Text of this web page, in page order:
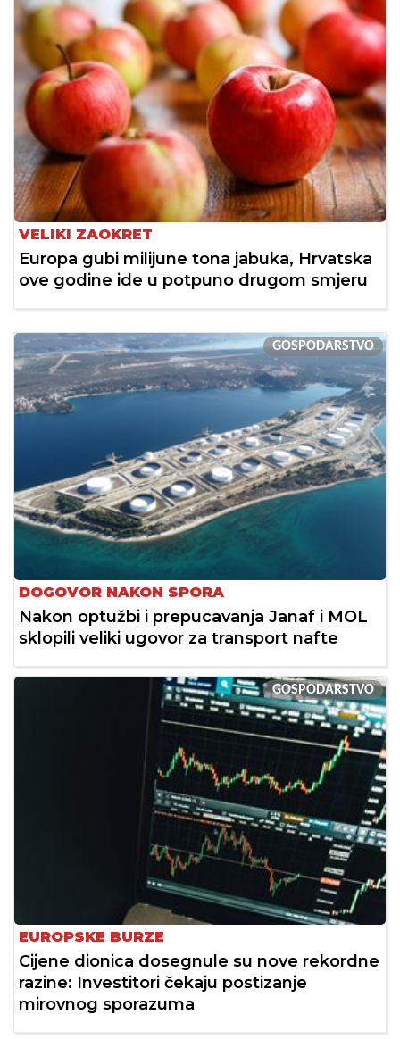
VELIKI ZAOKRET
Europa gubi milijune tona jabuka, Hrvatska
ove godine ide u potpuno drugom smjeru
GOSPODARSTVO
DOGOVOR NAKON SPORA
Nakon optužbi i prepucavanja Janaf i MOL
sklopili veliki ugovor za transport nafte
GOSPODARSTVO
EUROPSKE BURZE
Cijene dionica dosegnule su nove rekordne
razine: Investitori čekaju postizanje
mirovnog sporazuma